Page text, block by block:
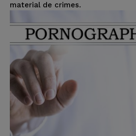
material de crimes.